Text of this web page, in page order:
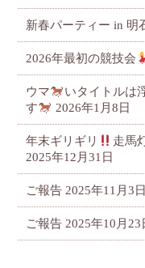
新春パーティー in 明
2026年最初の競技会
ウマ
いタイトルは
す
2026年1月8日
年末ギリギリ
走馬
2025年12月31日
ご報告 2025年11月3日
ご報告 2025年10月23